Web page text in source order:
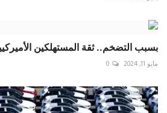
بسبب التضخم.. ثقة المستهلكين
مايو 11, 2024 0